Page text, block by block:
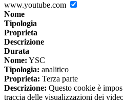
www.youtube.com
Nome
Tipologia
Proprieta
Descrizione
Durata
Nome: YSC
Tipologia: analitico
Proprieta: Terza parte
Descrizione: Questo cookie è
traccia delle visualizzazioni dei